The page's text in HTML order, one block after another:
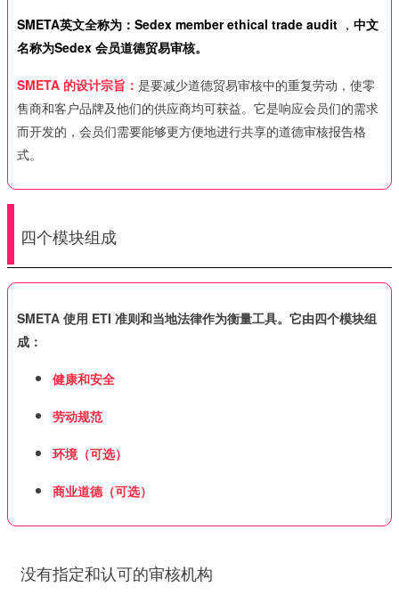
SMETA英文全称为：Sedex member ethical trade audit ， 中文
名称为Sedex 会员道德贸易审核。
SMETA 的设计宗旨： 是要减少道德贸易审核中的重复劳动，使零
售商和客户品牌及他们的供应商均可获益。它是响应会员们的需求
而开发的，会员们需要能够更方便地进行共享的道德审核报告格
式。
四个模块组成
SMETA 使用 ETI 准则和当地法律作为衡量工具。它由四个模块组
成：
健康和安全
劳动规范
环境（可选）
商业道德（可选）
没有指定和认可的审核机构